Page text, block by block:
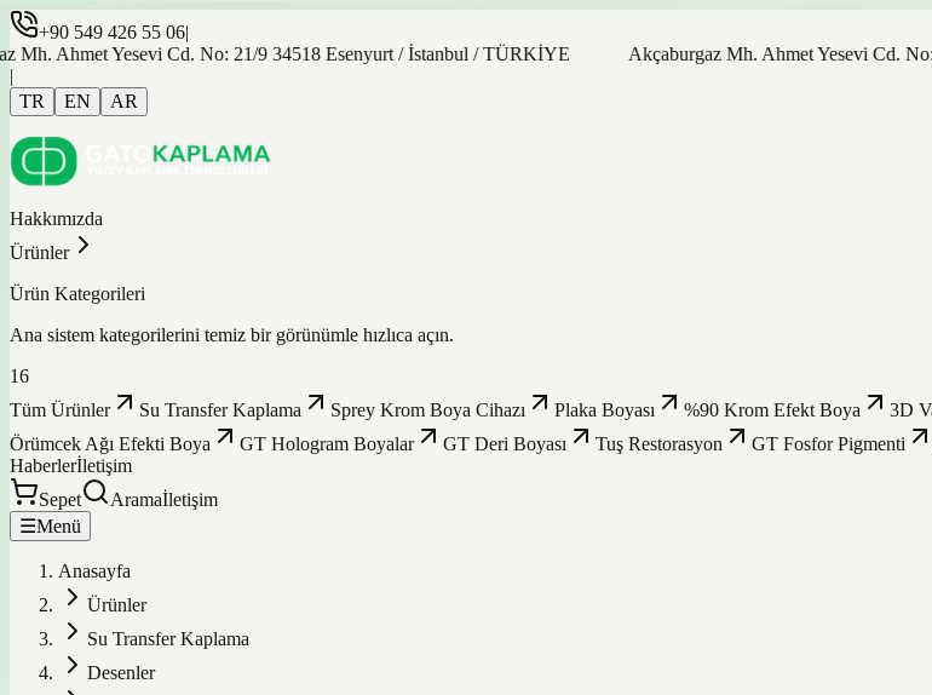
+90 549 426 55 06|
Yesevi Cd. No: 21/9 34518 Esenyurt / İstanbul / TÜRKİYE
Akçaburgaz Mh. Ahmet Yesevi Cd. No: 21/9
|
TR
EN AR
Hakkımızda
Ürünler
Ürün Kategorileri
Ana sistem kategorilerini temiz bir görünümle hızlıca açın.
16
Tüm Ürünler
Su Transfer Kaplama Sprey Krom Boya Cihazı Plaka Boyası %90 Krom Efekt Boya 3D
Örümcek Ağı Efekti Boya
GT Hologram Boyalar GT Deri Boyası Tuş Restorasyon GT Fosfor Pigmenti
Haberlerİletişim
Sepet
Aramaİletişim
☰Menü
Anasayfa
Ürünler
Su Transfer Kaplama
Desenler